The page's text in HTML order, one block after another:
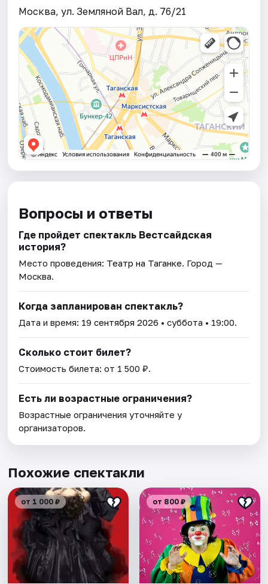
Москва, ул. Земляной Вал, д. 76/21
Вопросы и ответы
Где пройдет спектакль Вестсайдская
история?
Место проведения: Театр на Таганке. Город —
Москва.
Когда запланирован спектакль?
Дата и время: 19 сентября 2026 • суббота • 19:00.
Сколько стоит билет?
Стоимость билета: от 1 500 ₽.
Есть ли возрастные ограничения?
Возрастные ограничения уточняйте у
организаторов.
Похожие спектакли
от 1 000 ₽ от 800 ₽